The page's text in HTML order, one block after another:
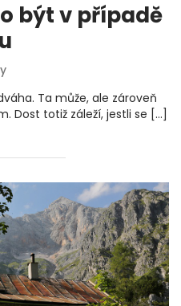
být v případě
Ta může, ale zároveň
Dost totiž záleží, jestli se […]